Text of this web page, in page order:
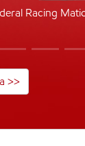
Racing
>>